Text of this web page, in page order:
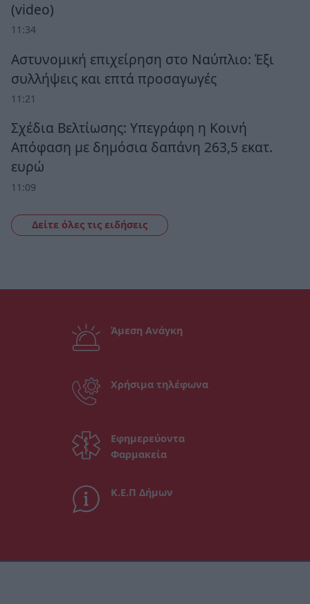
(video)
11:34
Αστυνομική επιχείρηση στο Ναύπλιο: Έξι
συλλήψεις και επτά προσαγωγές
11:21
Σχέδια Βελτίωσης: Υπεγράφη η Κοινή
Απόφαση με δημόσια δαπάνη 263,5 εκατ.
ευρώ
11:09
Δείτε όλες τις ειδήσεις
Άμεση Ανάγκη
Χρήσιμα τηλέφωνα
Εφημερεύοντα
Φαρμακεία
Κ.Ε.Π Δήμων